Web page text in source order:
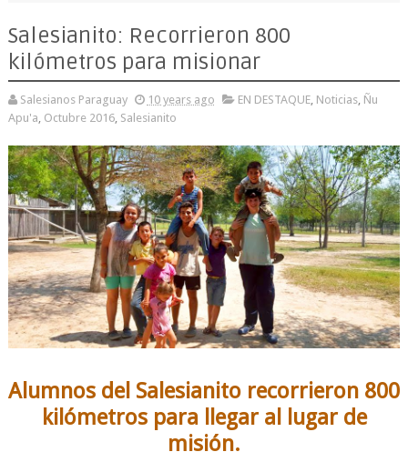
Salesianito: Recorrieron 800
kilómetros para misionar
Salesianos Paraguay 10 years ago EN DESTAQUE, Noticias, Ñu
Apu'a Octubre 2016, Salesianito
Alumnos del Salesianito recorrieron 800
kilómetros para llegar al lugar de
misión.